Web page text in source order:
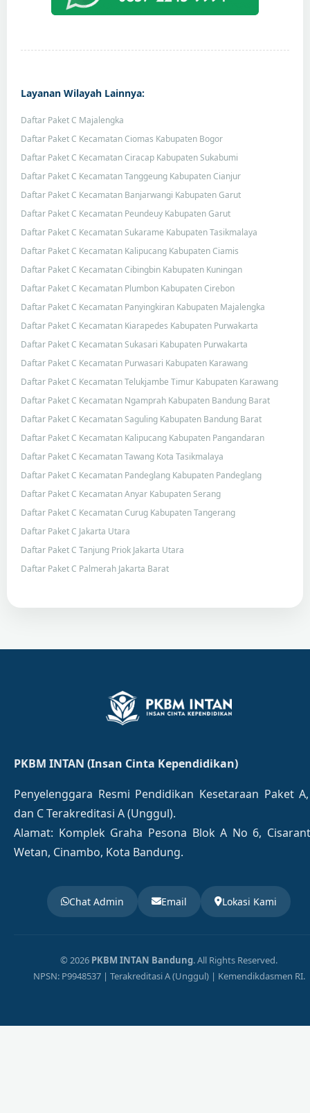
Layanan Wilayah Lainnya:
Daftar Paket C Majalengka
Daftar Paket C Kecamatan Ciomas Kabupaten Bogor
Daftar Paket C Kecamatan Ciracap Kabupaten Sukabumi
Daftar Paket C Kecamatan Tanggeung Kabupaten Cianjur
Daftar Paket C Kecamatan Banjarwangi Kabupaten Garut
Daftar Paket C Kecamatan Peundeuy Kabupaten Garut
Daftar Paket C Kecamatan Sukarame Kabupaten Tasikmalaya
Daftar Paket C Kecamatan Kalipucang Kabupaten Ciamis
Daftar Paket C Kecamatan Cibingbin Kabupaten Kuningan
Daftar Paket C Kecamatan Plumbon Kabupaten Cirebon
Daftar Paket C Kecamatan Panyingkiran Kabupaten Majalengka
Daftar Paket C Kecamatan Kiarapedes Kabupaten Purwakarta
Daftar Paket C Kecamatan Sukasari Kabupaten Purwakarta
Daftar Paket C Kecamatan Purwasari Kabupaten Karawang
Daftar Paket C Kecamatan Telukjambe Timur Kabupaten Karawang
Daftar Paket C Kecamatan Ngamprah Kabupaten Bandung Barat
Daftar Paket C Kecamatan Saguling Kabupaten Bandung Barat
Daftar Paket C Kecamatan Kalipucang Kabupaten Pangandaran
Daftar Paket C Kecamatan Tawang Kota Tasikmalaya
Daftar Paket C Kecamatan Pandeglang Kabupaten Pandeglang
Daftar Paket C Kecamatan Anyar Kabupaten Serang
Daftar Paket C Kecamatan Curug Kabupaten Tangerang
Daftar Paket C Jakarta Utara
Daftar Paket C Tanjung Priok Jakarta Utara
Daftar Paket C Palmerah Jakarta Barat
PKBM INTAN (Insan Cinta Kependidikan)
Penyelenggara Resmi Pendidikan Kesetaraan Paket
dan C Terakreditasi A (Unggul).
Alamat: Komplek Graha Pesona Blok A No 6,
Wetan, Cinambo, Kota Bandung.
Chat Admin Email Lokasi Kami
© 2026 PKBM INTAN Bandung. All Rights Reserved.
NPSN: P9948537 | Terakreditasi A (Unggul) | Kemendikdasmen RI.